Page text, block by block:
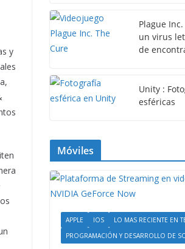
y
Plague
un virus
de
Unity :
esféricas
Móviles
APPLE IOS
LO MAS RECIENTE EN
PROGRAMACIÓN Y DESARROLLO DE